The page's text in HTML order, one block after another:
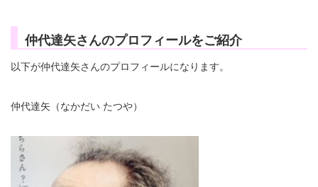
仲代達矢さんのプロフィールをご紹介
以下が仲代達矢さんのプロフィールになります。
仲代達矢（なかだい たつや）